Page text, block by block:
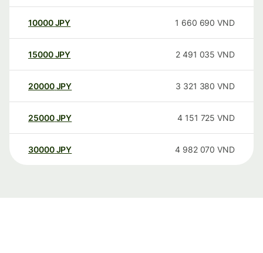
10000 JPY 1 660 690 VND
15000 JPY 2 491 035 VND
20000 JPY 3 321 380 VND
25000 JPY 4 151 725 VND
30000 JPY 4 982 070 VND